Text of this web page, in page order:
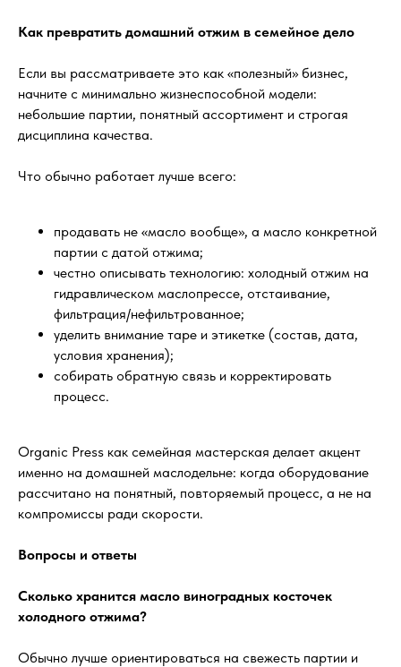
Как превратить домашний отжим в семейное дело
Если вы рассматриваете это как «полезный» бизнес,
начните с минимально жизнеспособной модели:
небольшие партии, понятный ассортимент и строгая
дисциплина качества.
Что обычно работает лучше всего:
продавать не «масло вообще», а масло конкретной
партии с датой отжима;
честно описывать технологию: холодный отжим на
гидравлическом маслопрессе, отстаивание,
фильтрация/нефильтрованное;
уделить внимание таре и этикетке (состав, дата,
условия хранения);
собирать обратную связь и корректировать
процесс.
Organic Press как семейная мастерская делает акцент
именно на домашней маслодельне: когда оборудование
рассчитано на понятный, повторяемый процесс, а не на
компромиссы ради скорости.
Вопросы и ответы
Сколько хранится масло виноградных косточек
холодного отжима?
Обычно лучше ориентироваться на свежесть партии и